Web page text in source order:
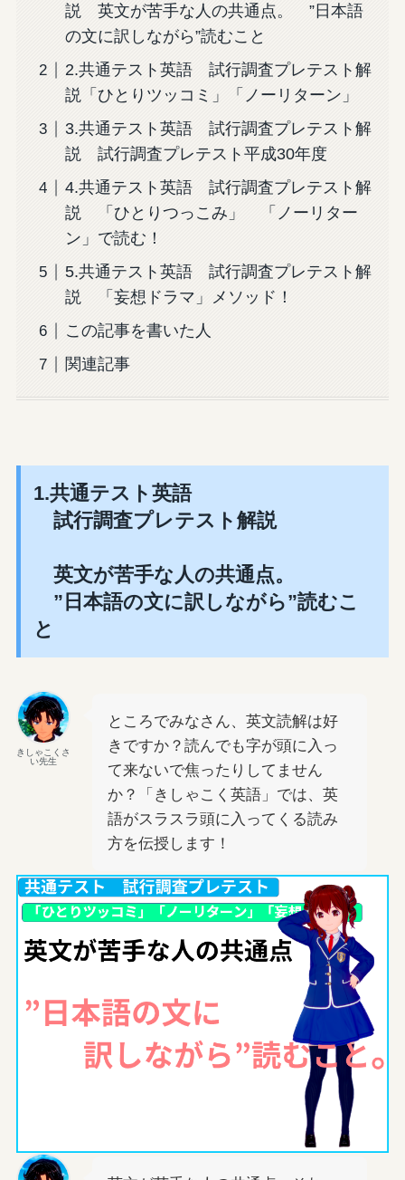
説 英文が苦手な人の共通点。 ”日本語
の文に訳しながら”読むこと
2.共通テスト英語 試行調査プレテスト解
説「ひとりツッコミ」「ノーリターン」
3.共通テスト英語 試行調査プレテスト解
説 試行調査プレテスト平成30年度
4.共通テスト英語 試行調査プレテスト解
説 「ひとりつっこみ」 「ノーリター
ン」で読む！
5.共通テスト英語 試行調査プレテスト解
説 「妄想ドラマ」メソッド！
この記事を書いた人
関連記事
1.共通テスト英語
試行調査プレテスト解説
英文が苦手な人の共通点。
”日本語の文に訳しながら”読むこ
と
きしゃこくさ
い先生
ところでみなさん、英文読解は好
きですか？読んでも字が頭に入っ
て来ないで焦ったりしてません
か？「きしゃこく英語」では、英
語がスラスラ頭に入ってくる読み
方を伝授します！